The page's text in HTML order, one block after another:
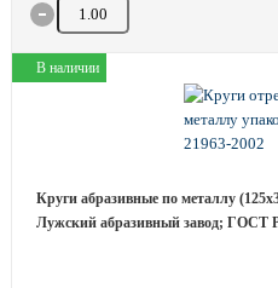
Количество товара
В наличии
Круги абразивные по металлу
Лужский абразивный завод; ГОСТ